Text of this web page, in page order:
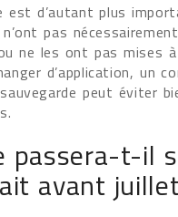
est d’autant plus
pas
ne les ont pas mises
d’application, un
peut éviter
passera-t-il
avant